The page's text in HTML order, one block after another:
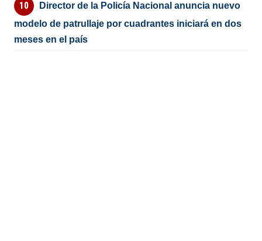
Director de la Policía Nacional anuncia nuevo
modelo de patrullaje por cuadrantes iniciará en dos
meses en el país